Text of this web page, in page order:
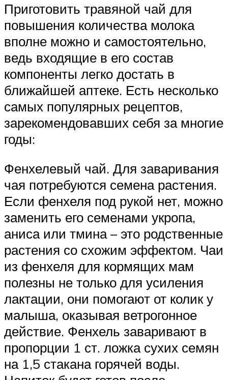
Приготовить травяной чай для
повышения количества молока
вполне можно и самостоятельно,
ведь входящие в его состав
компоненты легко достать в
ближайшей аптеке. Есть несколько
самых популярных рецептов,
зарекомендовавших себя за многие
годы:
Фенхелевый чай. Для заваривания
чая потребуются семена растения.
Если фенхеля под рукой нет, можно
заменить его семенами укропа,
аниса или тмина – это родственные
растения со схожим эффектом. Чаи
из фенхеля для кормящих мам
полезны не только для усиления
лактации, они помогают от колик у
малыша, оказывая ветрогонное
действие. Фенхель заваривают в
пропорции 1 ст. ложка сухих семян
на 1,5 стакана горячей воды.